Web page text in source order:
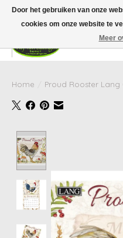
Wij zijn gesloten van 24 december
dat de levertijd van uw bestelling in
gebruikelijk.
Home Proud Rooster Lang
Door het gebruiken van onze
cookies om onze website te
Meer